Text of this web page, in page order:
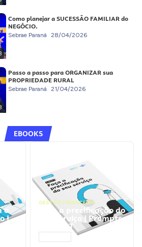
Como planejar a SUCESSÃO FAMILIAR do
NEGÓCIO.
Sebrae Paraná 28/04/2026
Passo a passo para ORGANIZAR sua
PROPRIEDADE RURAL
Sebrae Paraná 21/04/2026
EBOOKS
o
|
GESTÃO FINANCEIRA
Faça a precificação do
seu serviço | Prompts
ChatGPT